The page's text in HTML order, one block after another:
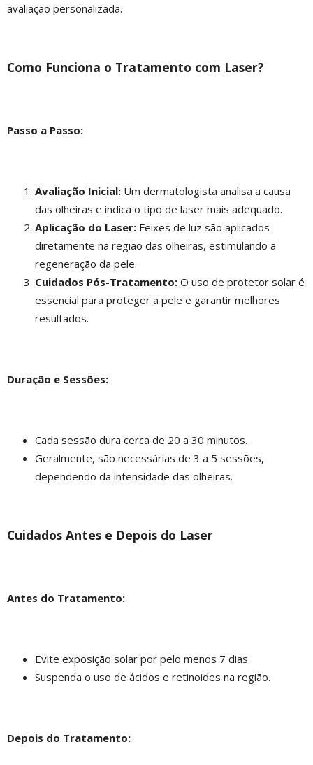
avaliação personalizada.
Como Funciona o Tratamento com Laser?
Passo a Passo:
Avaliação Inicial: Um dermatologista analisa a causa
das olheiras e indica o tipo de laser mais adequado.
Aplicação do Laser: Feixes de luz são aplicados
diretamente na região das olheiras, estimulando a
regeneração da pele.
Cuidados Pós-Tratamento: O uso de protetor solar é
essencial para proteger a pele e garantir melhores
resultados.
Duração e Sessões:
Cada sessão dura cerca de 20 a 30 minutos.
Geralmente, são necessárias de 3 a 5 sessões,
dependendo da intensidade das olheiras.
Cuidados Antes e Depois do Laser
Antes do Tratamento:
Evite exposição solar por pelo menos 7 dias.
Suspenda o uso de ácidos e retinoides na região.
Depois do Tratamento: